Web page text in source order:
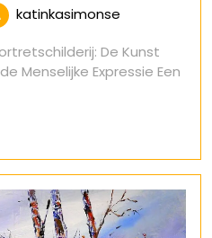
katinkasimonse
De Kunst
Menselijke Expressie Een